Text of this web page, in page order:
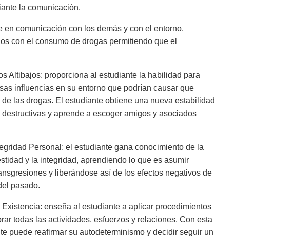
la comunicación.
comunicación con los demás y con el entorno.
con el consumo de drogas permitiendo que el
Altibajos: proporciona al estudiante la habilidad para
influencias en su entorno que podrían causar que
las drogas. El estudiante obtiene una nueva estabilidad
y aprende a escoger amigos y asociados
Personal: el estudiante gana conocimiento de la
y la integridad, aprendiendo lo que es asumir
y liberándose así de los efectos negativos de
pasado.
enseña al estudiante a aplicar procedimientos
todas las actividades, esfuerzos y relaciones. Con esta
puede reafirmar su autodeterminismo y decidir seguir un